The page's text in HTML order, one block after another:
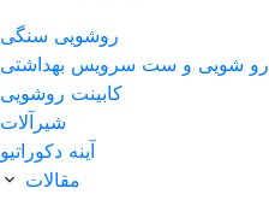
روشویی سنگی
رو شویی و ست سرویس بهداشتی
کابینت روشویی
شیرآلات
آینه دکوراتیو
مقالات